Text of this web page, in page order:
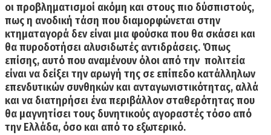
οι προβληματισμοί ακόμη και στους πιο δύσπιστούς,
πωςη ανοδική τάση που διαμορφώνεται στην
κτηματαγορά δεν είναι μια φούσκαπου θα σκάσει και
θα πυροδοτήσει αλυσιδωτές αντιδράσεις. Όπως
επίσης, αυτό που αναμένουν όλοι από την πολιτεία
είναι να δείξει την αρωγή της σε επίπεδο κατάλληλων
επενδυτικών συνθηκών και ανταγωνιστικότητας, αλλά
και να διατηρήσει ένα περιβάλλον σταθερότητας που
θα μαγνητίσει τους δυνητικούς αγοραστές τόσο από
την Ελλάδα, όσο και από το εξωτερικό.